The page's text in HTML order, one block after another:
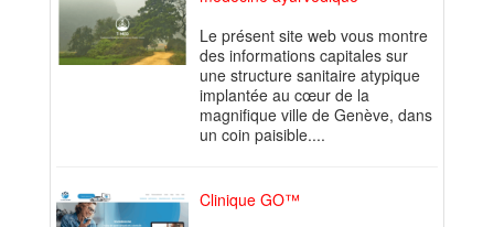
Le présent site web vous montre
des informations capitales sur
une structure sanitaire atypique
implantée au cœur de la
magnifique ville de Genève, dans
un coin paisible....
Clinique GO™